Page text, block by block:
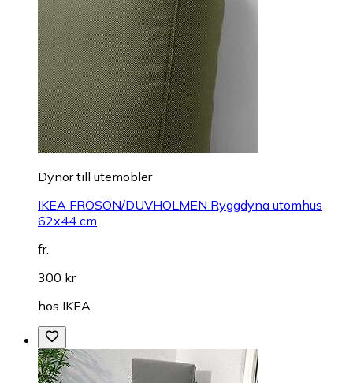
Dynor till utemöbler
IKEA FRÖSÖN/DUVHOLMEN Ryggdyna utomhus
62x44 cm
fr.
300 kr
hos IKEA